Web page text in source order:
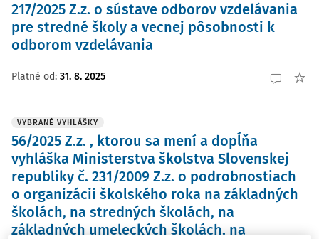
217/2025 Z.z. o sústave odborov vzdelávania
pre stredné školy a vecnej pôsobnosti k
odborom vzdelávania
Platné od: 31. 8. 2025
VYBRANÉ VYHLÁŠKY
56/2025 Z.z. , ktorou sa mení a dopĺňa
vyhláška Ministerstva školstva Slovenskej
republiky č. 231/2009 Z.z. o podrobnostiach
o organizácii školského roka na základných
školách, na stredných školách, na
základných umeleckých školách, na